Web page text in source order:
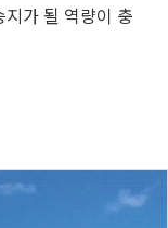
가 될 역량이 충